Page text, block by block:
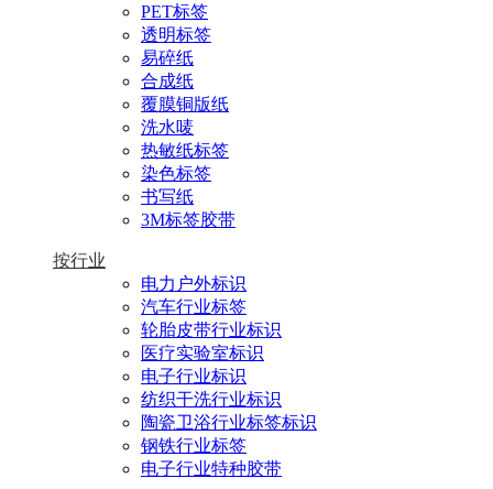
PET标签
透明标签
易碎纸
合成纸
覆膜铜版纸
洗水唛
热敏纸标签
染色标签
书写纸
3M标签胶带
按行业
电力户外标识
汽车行业标签
轮胎皮带行业标识
医疗实验室标识
电子行业标识
纺织干洗行业标识
陶瓷卫浴行业标签标识
钢铁行业标签
电子行业特种胶带